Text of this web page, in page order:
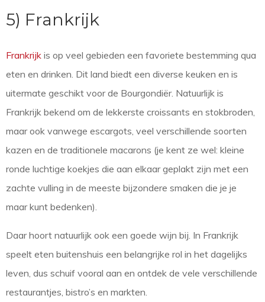
5) Frankrijk
Frankrijk is op veel gebieden een favoriete bestemming qua
eten en drinken. Dit land biedt een diverse keuken en is
uitermate geschikt voor de Bourgondiër. Natuurlijk is
Frankrijk bekend om de lekkerste croissants en stokbroden,
maar ook vanwege escargots, veel verschillende soorten
kazen en de traditionele macarons (je kent ze wel: kleine
ronde luchtige koekjes die aan elkaar geplakt zijn met een
zachte vulling in de meeste bijzondere smaken die je je
maar kunt bedenken).
Daar hoort natuurlijk ook een goede wijn bij. In Frankrijk
speelt eten buitenshuis een belangrijke rol in het dagelijks
leven, dus schuif vooral aan en ontdek de vele verschillende
restaurantjes, bistro’s en markten.